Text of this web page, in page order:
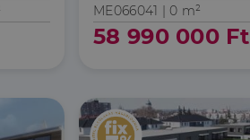
ME066041 | 0 m²
58 990 000 Ft